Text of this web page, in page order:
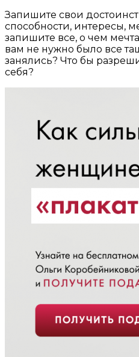
Запишите свои
способности, интересы,
запишите все, о чем
вам не нужно было все
занялись? Что бы
себя?